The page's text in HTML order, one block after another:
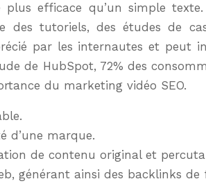
plus efficace qu’un simple
tutoriels, des études de
par les internautes et peut
de HubSpot, 72% des
du marketing vidéo SEO.
d’une marque.
de contenu original et
générant ainsi des backlinks